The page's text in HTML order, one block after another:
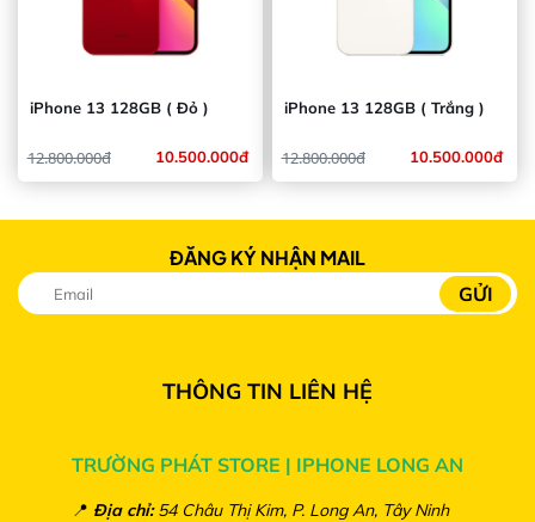
iPhone 13 128GB ( Đỏ )
10.500.000đ
12.800.000đ
iPhone 13 128GB ( Trắng )
10.500.000đ
12.800.000đ
ĐĂNG KÝ NHẬN MAIL
THÔNG TIN LIÊN HỆ
TRƯỜNG PHÁT STORE | IPHONE LONG AN
📍 Địa chỉ:54 Châu Thị Kim, P. Long An, Tây Ninh